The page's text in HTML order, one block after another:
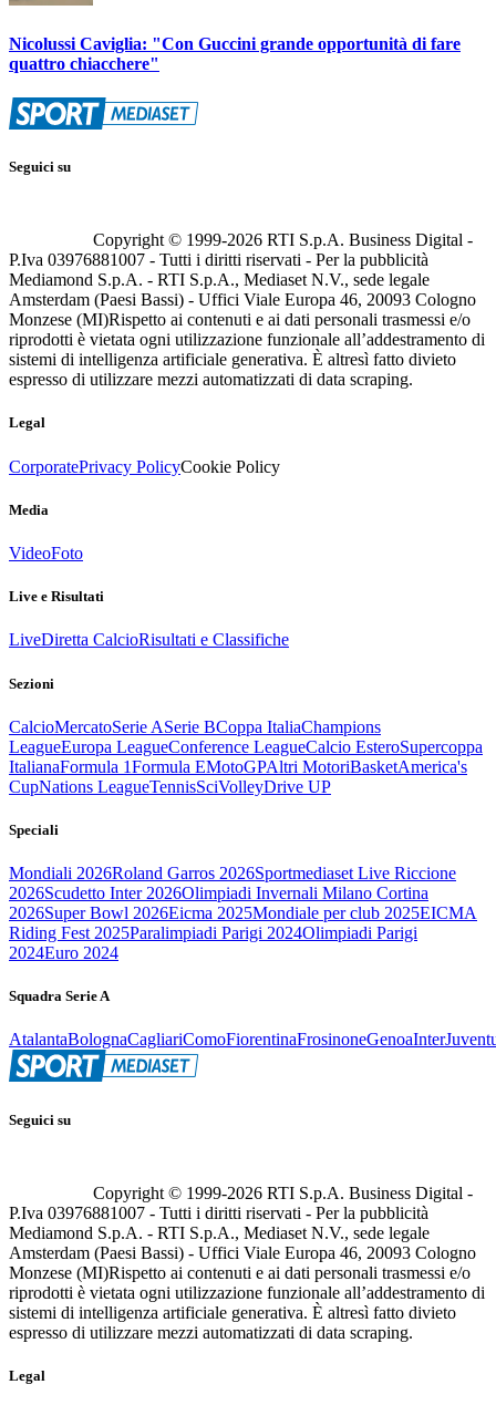
Nicolussi Caviglia: "Con Guccini grande opportunità di fare
quattro chiacchere"
Seguici su
Copyright © 1999-2026 RTI S.p.A. Business Digital -
P.Iva 03976881007 - Tutti i diritti riservati - Per la pubblicità
Mediamond S.p.A. - RTI S.p.A., Mediaset N.V., sede legale
Amsterdam (Paesi Bassi) - Uffici Viale Europa 46, 20093 Cologno
Monzese (MI)Rispetto ai contenuti e ai dati personali trasmessi e/o
riprodotti è vietata ogni utilizzazione funzionale all’addestramento di
sistemi di intelligenza artificiale generativa. È altresì fatto divieto
espresso di utilizzare mezzi automatizzati di data scraping.
Legal
CorporatePrivacy PolicyCookie Policy
Media
VideoFoto
Live e Risultati
LiveDiretta CalcioRisultati e Classifiche
Sezioni
CalcioMercatoSerie ASerie BCoppa ItaliaChampions
LeagueEuropa LeagueConference LeagueCalcio EsteroSupercoppa
ItalianaFormula 1Formula EMotoGPAltri MotoriBasketAmerica's
CupNations LeagueTennisSciVolleyDrive UP
Speciali
Mondiali 2026Roland Garros 2026Sportmediaset Live Riccione
2026Scudetto Inter 2026Olimpiadi Invernali Milano Cortina
2026Super Bowl 2026Eicma 2025Mondiale per club 2025EICMA
Riding Fest 2025Paralimpiadi Parigi 2024Olimpiadi Parigi
2024Euro 2024
Squadra Serie A
AtalantaBolognaCagliariComoFiorentinaFrosinoneGenoaInter
Seguici su
Copyright © 1999-2026 RTI S.p.A. Business Digital -
P.Iva 03976881007 - Tutti i diritti riservati - Per la pubblicità
Mediamond S.p.A. - RTI S.p.A., Mediaset N.V., sede legale
Amsterdam (Paesi Bassi) - Uffici Viale Europa 46, 20093 Cologno
Monzese (MI)Rispetto ai contenuti e ai dati personali trasmessi e/o
riprodotti è vietata ogni utilizzazione funzionale all’addestramento di
sistemi di intelligenza artificiale generativa. È altresì fatto divieto
espresso di utilizzare mezzi automatizzati di data scraping.
Legal